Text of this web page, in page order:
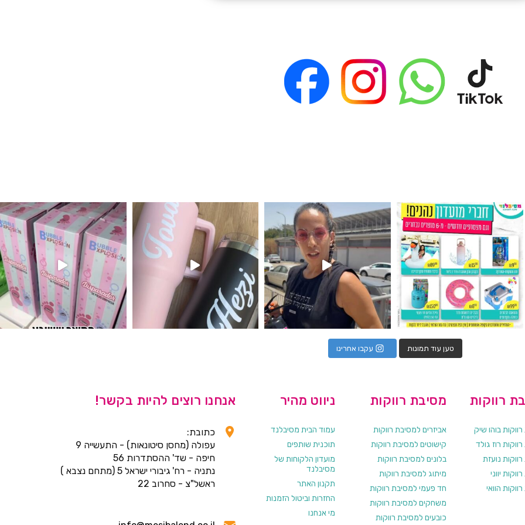
מין העובר רק במסיבלנד !! קיים
כוס נירוסטה ענקית שכול אחד צריך! קיימת באתר ובסניהמוצר הכי מבוקש שלנו מטף לגילוי מין העובר חזר למלא
טען עוד תמונות עקבו אחרינו
אנחנו רוצים להיות בקשר!
כתובת:
עפולה (מחסן סיטונאות) - התעשייה 9
חיפה - שד' ההסתדרות 56
נתניה - רח' גיבורי ישראל 5 (מתחם נצבא )
ראשל"צ - סחרוב 22
ניווט מהיר
עמוד הבית מסיבלנד
תוכנית שותפים
מועדון הלקוחות של
מסיבלנד
תקנון האתר
החזרות וביטול הזמנות
מי אנחנו
מסיבת רווקות
אביזרים למסיבת רווקות
קישוטים למסיבת רווקות
בלונים למסיבת רווקות
מיתוג למסיבת רווקות
חד פעמי למסיבת רווקות
משחקים למסיבת רווקות
כובעים למסיבת רווקות
רווקות
בוהו שיק
רוז גולד
נועזת
יווני
הוואי